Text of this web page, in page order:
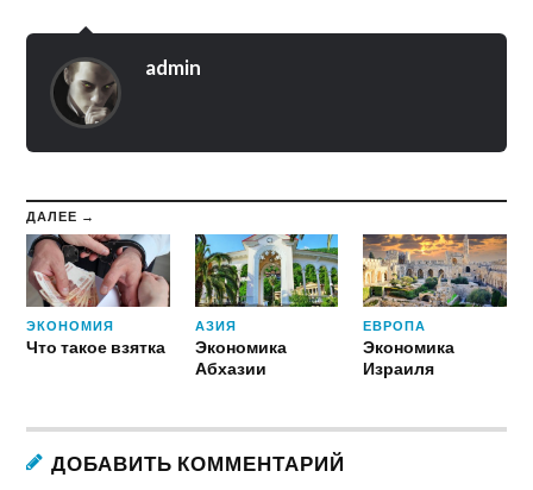
admin
ДАЛЕЕ →
ЭКОНОМИЯ
Что такое взятка
АЗИЯ
Экономика
Абхазии
ЕВРОПА
Экономика
Израиля
ДОБАВИТЬ КОММЕНТАРИЙ